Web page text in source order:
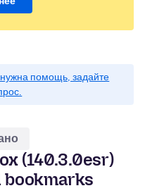
помощь, задайте
(140.3.0esr)
bookmarks